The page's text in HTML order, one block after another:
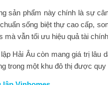
sản phẩm này chính là sự
sống biệt thự cao cấp,
mà vẫn tối ưu hiệu quả tài
Hải Âu còn mang giá trị
trong một khu đô thị được quy